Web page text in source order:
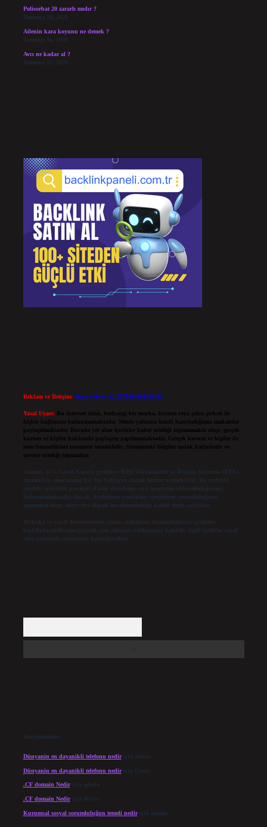
Polisorbat 20 zararlı mıdır ?
Temmuz 18, 2026
Ailenin kara koyunu ne demek ?
Temmuz 16, 2026
Avcı ne kadar al ?
Temmuz 15, 2026
Reklam ve İletişim: Skype: live:.cid.575569c608265c69
Yasal Uyarı:
Bu internet sitesi, herhangi bir marka, kurum veya şahıs şirketi ile
hiçbir bağlantısı bulunmamaktadır. Sitede yalnızca kendi hazırladığımız makaleler
paylaşılmaktadır. Burada yer alan içerikler haber niteliği taşımamakta olup, gerçek
kurum ve kişiler hakkında paylaşım yapılmamaktadır. Gerçek kurum ve kişiler ile
isim benzerlikleri tamamen tesadüfidir. Sitemizdeki bilgiler taslak halindedir ve
tavsiye niteliği taşımazlar.
Sitemiz, 5651 Sayılı Kanun gereğince Bilgi Teknolojileri ve İletişim Kurumu (BTK)
tarafından onaylanmış bir Yer Sağlayıcı olarak hizmet vermektedir. Bu nedenle,
sitedeki içerikleri proaktif olarak denetleme veya araştırma yükümlülüğümüz
bulunmamaktadır. Ancak, üyelerimiz yazdıkları içeriklerin sorumluluğunu
taşımakta olup, siteye üye olarak bu sorumluluğu kabul etmiş sayılırlar.
Hukuka ve yasal düzenlemelere aykırı olduğunu düşündüğünüz içerikleri,
backlinkpanelicomtr@gmail.comadresine bildirmeniz halinde, ilgili içerikler yasal
süre içerisinde sitemizden kaldırılacaktır.
Son yorumlar
Dünyanin en dayanikli telefonu nediriçin admin
Dünyanin en dayanikli telefonu nediriçin Cesur
.CF domain Nediriçin admin
.CF domain Nediriçin Merve
Kurumsal sosyal sorumluluğun temeli nediriçin admin